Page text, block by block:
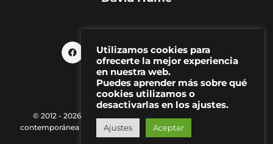
© 2012 - 2026 MAKMA | Revista de artes visuales y cultura
contemporánea |
Política de Privacidad|Aviso Legal
Utilizamos cookies para
ofrecerte la mejor experiencia
en nuestra web.
Puedes aprender más sobre qué
cookies utilizamos o
desactivarlas en los ajustes.
Ajustes Aceptar